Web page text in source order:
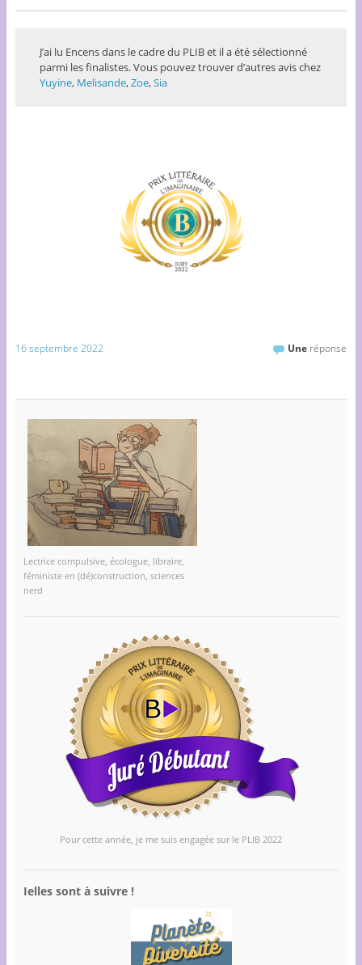
J’ai lu Encens dans le cadre du PLIB et il a été sélectionné
parmi les finalistes. Vous pouvez trouver d’autres avis chez
Yuyine, Melisande,Zoe,Sia
16 septembre 2022 Une réponse
Lectrice compulsive, écologue, libraire,
féministe en (dé)construction, sciences
nerd
Pour cette année, je me suis engagée sur le PLIB 2022
Ielles sont à suivre !